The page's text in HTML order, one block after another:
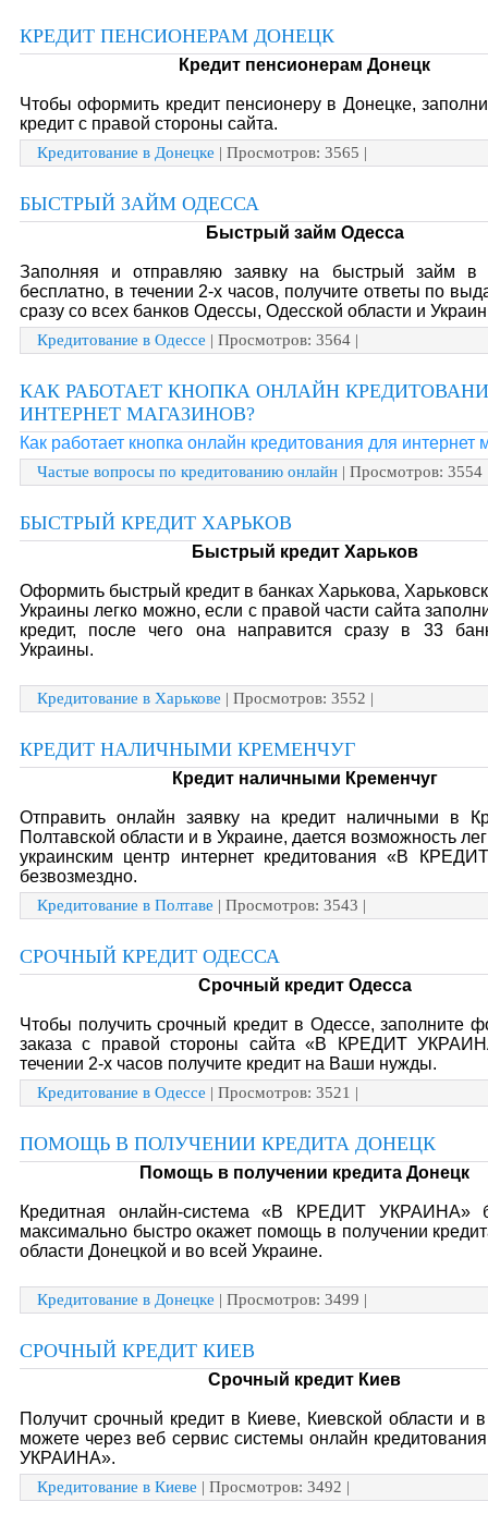
КРЕДИТ ПЕНСИОНЕРАМ ДОНЕЦК
Кредит пенсионерам Донецк
Чтобы оформить кредит пенсионеру в Донецке,
кредит с правой стороны сайта.
Кредитование в Донецке | Просмотров: 3565 |
БЫСТРЫЙ ЗАЙМ ОДЕССА
Быстрый займ Одесса
Заполняя и отправляю заявку на быстрый займ
бесплатно, в течении 2-х часов, получите ответы по
сразу со всех банков Одессы, Одесской области и
Кредитование в Одессе | Просмотров: 3564 |
КАК РАБОТАЕТ КНОПКА ОНЛАЙН
ИНТЕРНЕТ МАГАЗИНОВ?
Как работает кнопка онлайн кредитования для интернет
Частые вопросы по кредитованию онлайн | Просмотров: 3554
БЫСТРЫЙ КРЕДИТ ХАРЬКОВ
Быстрый кредит Харьков
Оформить быстрый кредит в банках Харькова,
Украины легко можно, если с правой части сайта
кредит, после чего она направится сразу в 33
Украины.
Кредитование в Харькове | Просмотров: 3552 |
КРЕДИТ НАЛИЧНЫМИ КРЕМЕНЧУГ
Кредит наличными Кременчуг
Отправить онлайн заявку на кредит наличными в
Полтавской области и в Украине, дается возможность
украинским центр интернет кредитования «В
безвозмездно.
Кредитование в Полтаве | Просмотров: 3543 |
СРОЧНЫЙ КРЕДИТ ОДЕССА
Срочный кредит Одесса
Чтобы получить срочный кредит в Одессе, заполните
заказа с правой стороны сайта «В КРЕДИТ
течении 2-х часов получите кредит на Ваши нужды.
Кредитование в Одессе | Просмотров: 3521 |
ПОМОЩЬ В ПОЛУЧЕНИИ КРЕДИТА ДОНЕЦК
Помощь в получении кредита Донецк
Кредитная онлайн-система «В КРЕДИТ УКРАИНА»
максимально быстро окажет помощь в получении
области Донецкой и во всей Украине.
Кредитование в Донецке | Просмотров: 3499 |
СРОЧНЫЙ КРЕДИТ КИЕВ
Срочный кредит Киев
Получит срочный кредит в Киеве, Киевской области и
можете через веб сервис системы онлайн
УКРАИНА».
Кредитование в Киеве | Просмотров: 3492 |